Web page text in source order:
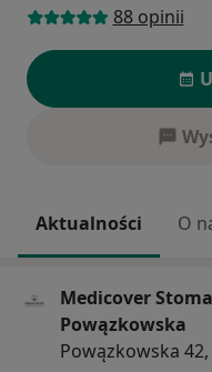
88 opinii
Aktualności O
Medicover
Powązkowska
Powązkowska